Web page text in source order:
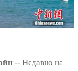
-- Недавно на